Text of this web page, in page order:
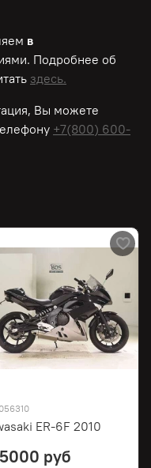
в
Подробнее об
здесь.
Вы можете
+7(800) 600-
056310
ER-6F 2010
руб